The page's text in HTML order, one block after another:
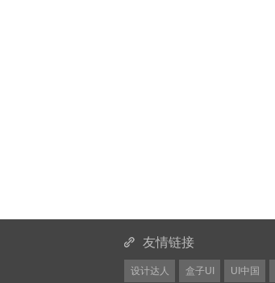
友情链接
设计达人 盒子UI UI中国